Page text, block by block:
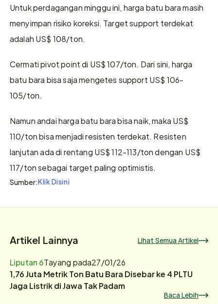
Untuk perdagangan minggu ini, harga batu bara masih
menyimpan risiko koreksi. Target support terdekat
adalah US$ 108/ton.
Cermati pivot point di US$ 107/ton. Dari sini, harga
batu bara bisa saja mengetes support US$ 106-
105/ton.
Namun andai harga batu bara bisa naik, maka US$
110/ton bisa menjadi resisten terdekat. Resisten
lanjutan ada di rentang US$ 112-113/ton dengan US$
117/ton sebagai target paling optimistis.
Sumber:Klik Disini
Artikel Lainnya Lihat Semua Artikel
Liputan 6Tayang pada27/01/26
1,76 Juta Metrik Ton Batu Bara Disebar ke 4 PLTU
Jaga Listrik di Jawa Tak Padam
Baca Lebih